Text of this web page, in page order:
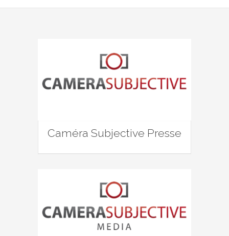
Caméra Subjective Presse